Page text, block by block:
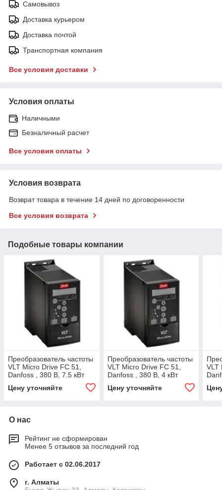
Самовывоз
Доставка курьером
Доставка почтой
Транспортная компания
Все условия доставки
Условия оплаты
Наличными
Безналичный расчет
Все условия оплаты
Условия возврата
Возврат товара в течение 14 дней по договоренности
Все условия возврата
Подобные товары компании
Преобразователь частоты
VLT Micro Drive FC 51,
Danfoss , 380 В, 7.5 кВт
Цену уточняйте
Преобразователь частоты
VLT Micro Drive FC 51,
Danfoss , 380 В, 4 кВт
Цену уточняйте
VLT
О нас
Рейтинг не сформирован
Менее 5 отзывов за последний год
Работает с 02.06.2017
г. Алматы